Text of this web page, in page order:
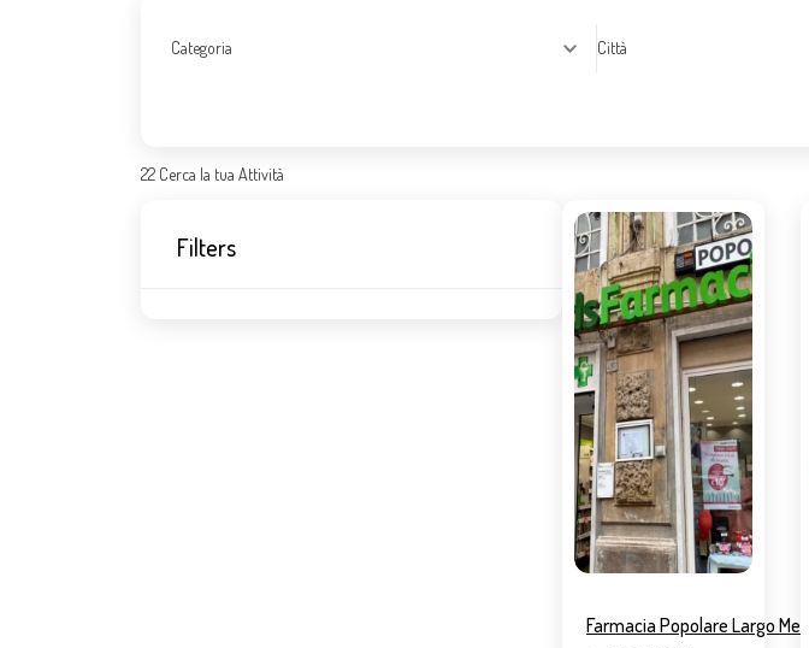
Categoria Città
22 Cerca la tua Attività
Filters
Farmacia Popolare Largo Merlo